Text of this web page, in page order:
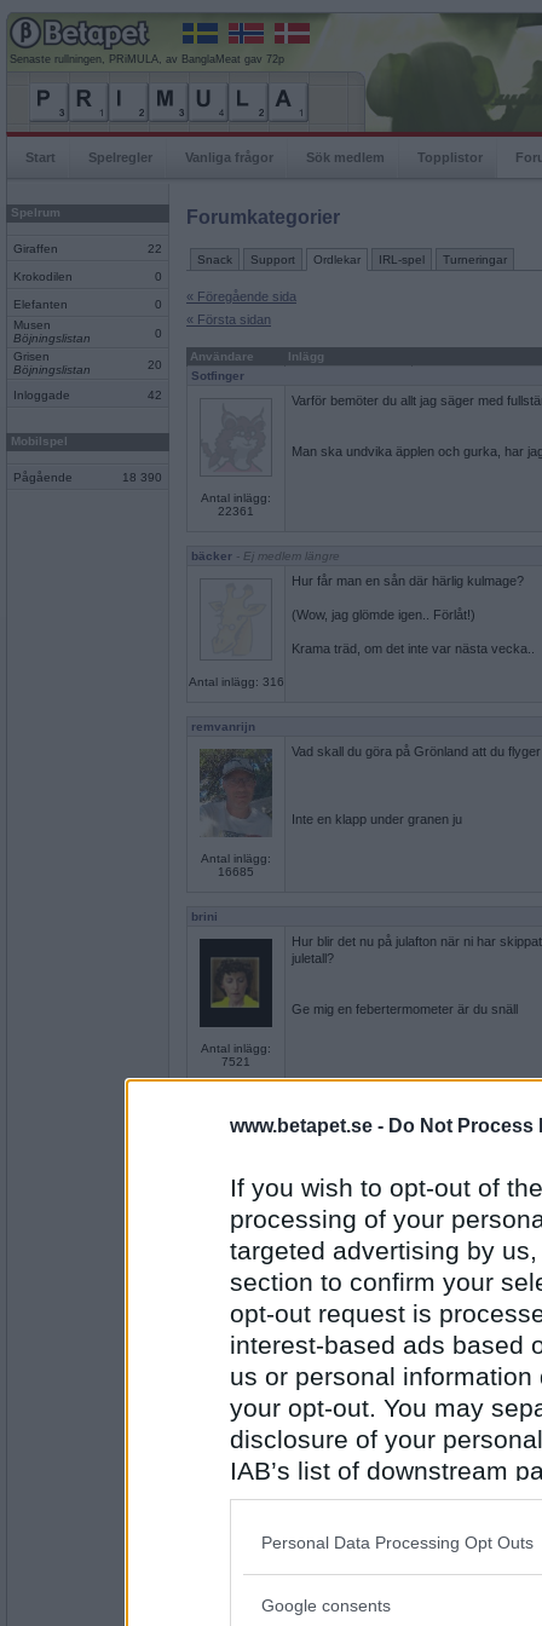
www.betapet.se - Do Not Process
If you wish to opt-out of
processing of your
targeted advertising by
section to confirm your
opt-out request is
interest-based ads based
us or personal
your opt-out. You may
disclosure of your
IAB’s list of downstream
also be disclosed by us
Downstream Participants
Please note that this
Personal Data Processing Opt Outs
Google consents
Senaste rullningen, PRiMULA, av BanglaMeat gav 72p
Start Spelregler Vanliga frågor Sök medlem Topplistor
Spelrum
Giraffen 22
Krokodilen 0
Elefanten
0
Musen
Böjningslistan
0
Grisen
Böjningslistan
20
Inloggade 42
Mobilspel
Pågående 18 390
Forumkategorier
Snack Support Ordlekar IRL-spel Turneringar
« Föregående sida
« Första sidan
Användare
Inlägg
Sotfinger
Antal inlägg:
22361
Varför bemöter du allt jag säger med
Man ska undvika äpplen och gurka, har
bäcker - Ej medlem längre
Antal inlägg: 316
Hur får man en sån där härlig kulmage?
(Wow, jag glömde igen.. Förlåt!)
Krama träd, om det inte var nästa vecka..
remvanrijn
Antal inlägg:
16685
Vad skall du göra på Grönland att du
Inte en klapp under granen ju
brini
Antal inlägg:
7521
Hur blir det nu på julafton när ni har
juletall?
Ge mig en febertermometer är du snäll
16685
hur tänker du kolla om julsteken har nått
ett hårt paket som var tomt
Antal inlägg: 316
Hur skulle du illustrera dig själv?
Katrinplommon är rena dynamiten!
Sotfinger
Olivolja blandat med smör, och så vitlök